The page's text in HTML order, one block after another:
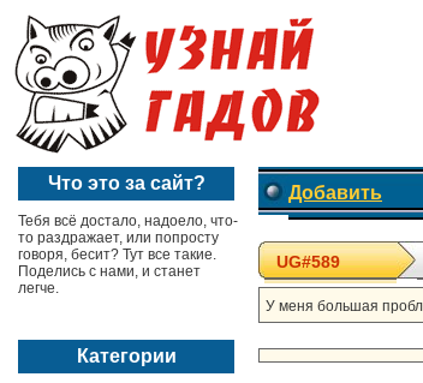
Что это за сайт?
Тебя всё достало, надоело, что-
то раздражает, или попросту
говоря, бесит? Тут все такие.
Поделись с нами, и станет
легче.
Категории
Добавить
UG#589
У меня большая